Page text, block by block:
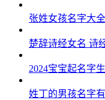
54、承力、波祥、诚
55、少溢、柳弘、劲
56、杰易、丽策、溪韩
57、惟曜、欧金、啸亮
张姓女孩名字大
楚辞诗经女名 诗
2024宝宝起名字
姓丁的男孩名字